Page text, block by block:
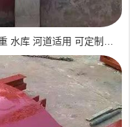
长春 3×3米铸铁闸门 超大规格 高承重 水库 河道适用 可定制｜一线实操优选，抗压稳如磐石